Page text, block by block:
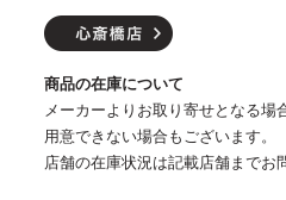
商品の在庫について
メーカーよりお取り寄せとなる場
用意できない場合もございます。
店舗の在庫状況は記載店舗までお